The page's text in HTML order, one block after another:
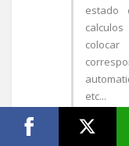
estado
etc...
Si